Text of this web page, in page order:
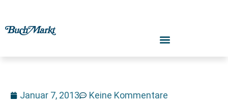
Januar 7, 2013 Keine Kommentare